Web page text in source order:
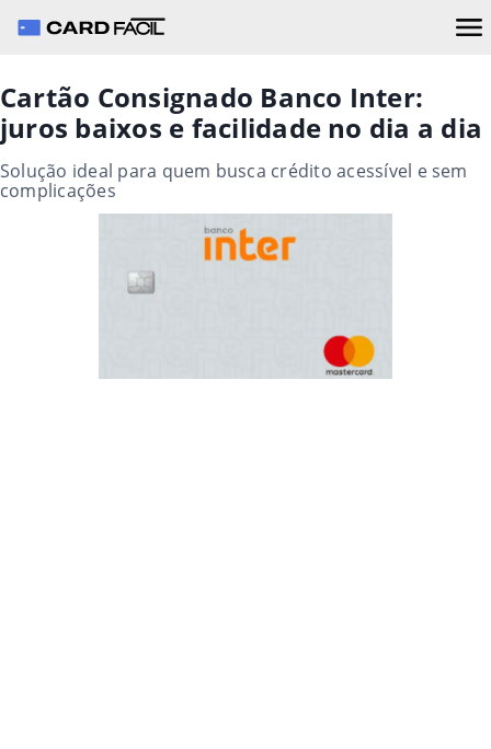
Cartão Consignado Banco Inter:
juros baixos e facilidade no dia a dia
Solução ideal para quem busca crédito acessível e sem
complicações